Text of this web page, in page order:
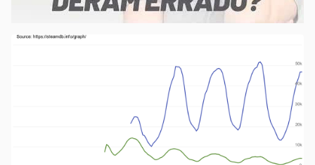
00:00/21:11